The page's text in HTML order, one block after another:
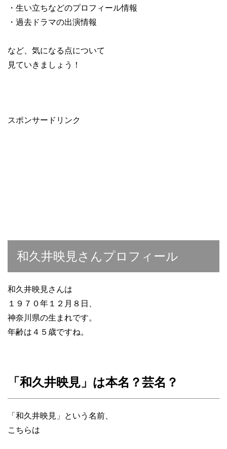
・生い立ちなどのプロフィール情報
・過去ドラマの出演情報
など、気になる点について
見ていきましょう！
スポンサードリンク
和久井映見さんプロフィール
和久井映見さんは
１９７０年１２月８日、
神奈川県の生まれです。
年齢は４５歳ですね。
「和久井映見」は本名？芸名？
「和久井映見」という名前、
こちらは